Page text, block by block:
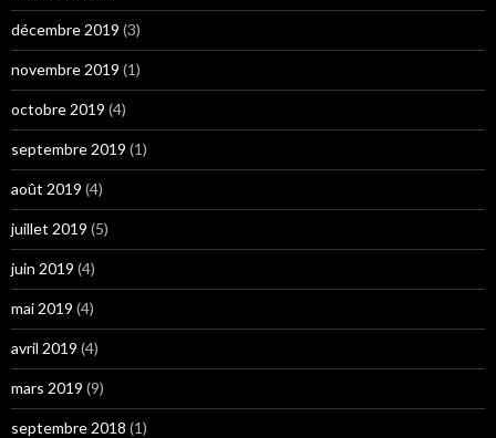
décembre 2019 (3)
novembre 2019 (1)
octobre 2019 (4)
septembre 2019 (1)
août 2019 (4)
juillet 2019 (5)
juin 2019 (4)
mai 2019 (4)
avril 2019 (4)
mars 2019 (9)
septembre 2018 (1)